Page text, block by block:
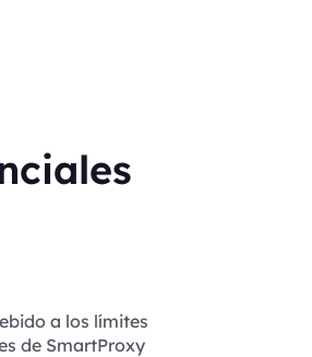
a los límites
de SmartProxy